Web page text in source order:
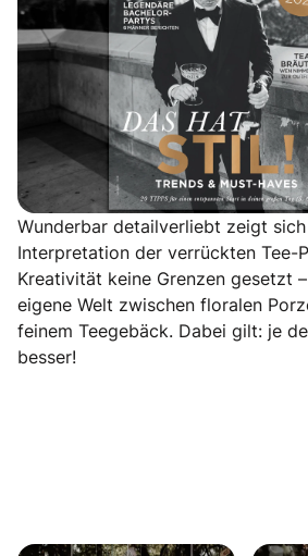
Wunderbar detailverliebt zeigt
Interpretation der verrückten Tee-
Kreativität keine Grenzen gesetzt
eigene Welt zwischen floralen
feinem Teegebäck. Dabei gilt: je
besser!